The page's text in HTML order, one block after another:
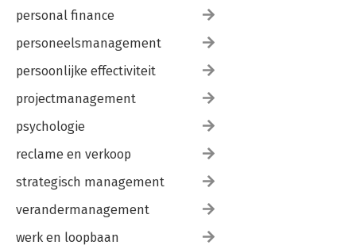
personal finance
personeelsmanagement
persoonlijke effectiviteit
projectmanagement
psychologie
reclame en verkoop
strategisch management
verandermanagement
werk en loopbaan